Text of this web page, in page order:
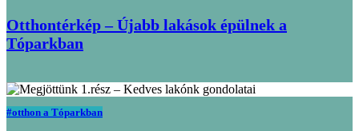
Otthontérkép – Újabb lakások épülnek a
Tóparkban
#otthon a Tóparkban